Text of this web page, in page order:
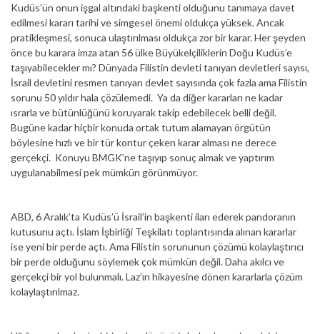
Kudüs’ün onun işgal altındaki başkenti olduğunu tanımaya davet
edilmesi kararı tarihi ve simgesel önemi oldukça yüksek. Ancak
pratikleşmesi, sonuca ulaştırılması oldukça zor bir karar. Her şeyden
önce bu karara imza atan 56 ülke Büyükelçiliklerin Doğu Kudüs’e
taşıyabilecekler mı? Dünyada Filistin devleti tanıyan devletleri sayısı,
İsrail devletini resmen tanıyan devlet sayısında çok fazla ama Filistin
sorunu 50 yıldır hala çözülemedi. Ya da diğer kararları ne kadar
ısrarla ve bütünlüğünü koruyarak takip edebilecek belli değil.
Bugüne kadar hiçbir konuda ortak tutum alamayan örgütün
böylesine hızlı ve bir tür kontur çeken karar alması ne derece
gerçekçi. Konuyu BMGK’ne taşıyıp sonuç almak ve yaptırım
uygulanabilmesi pek mümkün görünmüyor.
ABD, 6 Aralık’ta Kudüs’ü İsrail’in başkenti ilan ederek pandoranın
kutusunu açtı. İslam İşbirliği Teşkilatı toplantısında alınan kararlar
ise yeni bir perde açtı. Ama Filistin sorununun çözümü kolaylaştırıcı
bir perde olduğunu söylemek çok mümkün değil. Daha akılcı ve
gerçekçi bir yol bulunmalı. Laz’ın hikayesine dönen kararlarla çözüm
kolaylaştırılmaz.